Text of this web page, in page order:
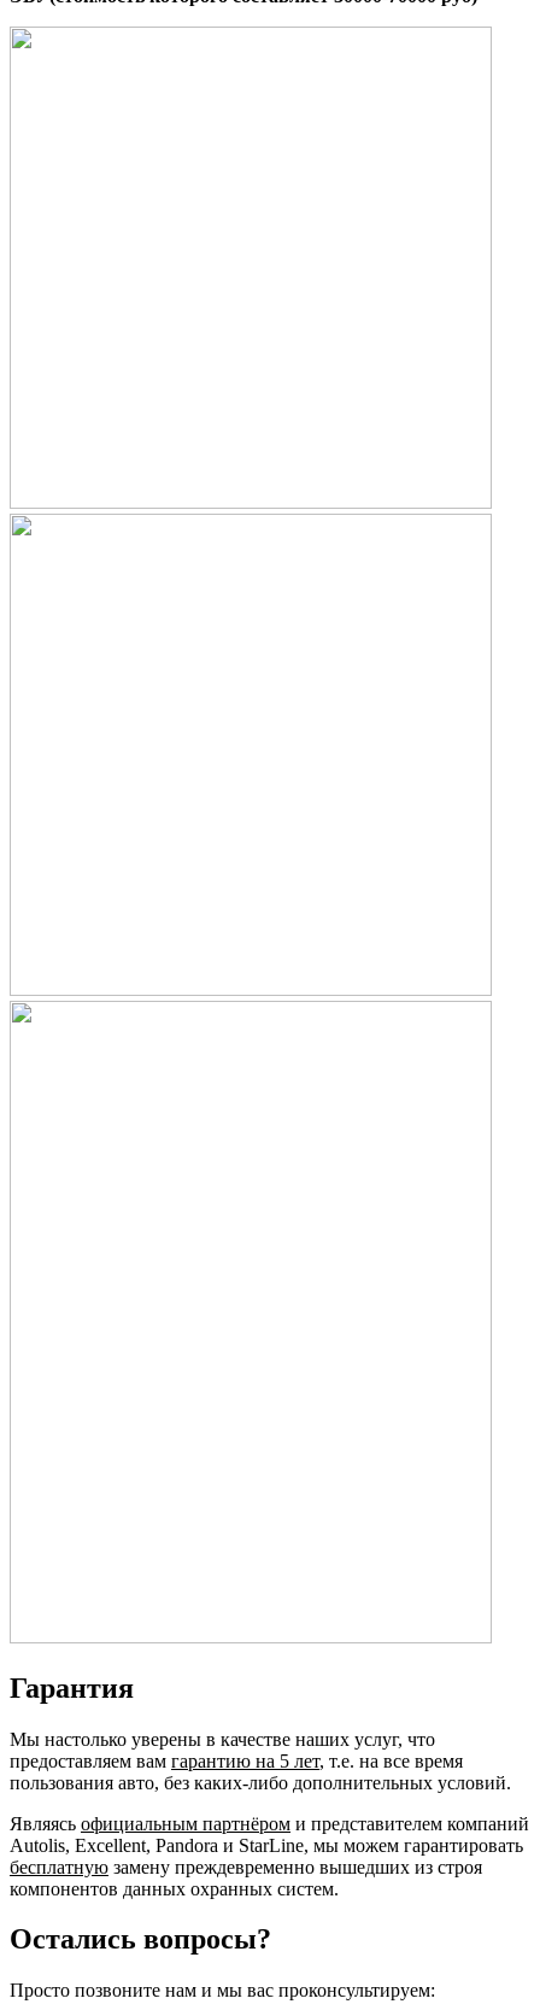
Гарантия
Мы настолько уверены в качестве наших услуг, что
предоставляем вам гарантию на 5 лет, т.е. на все время
пользования авто, без каких-либо дополнительных условий.
Являясь официальным партнёром и представителем компаний
Autolis, Excellent, Pandora и StarLine, мы можем гарантировать
бесплатную замену преждевременно вышедших из строя
компонентов данных охранных систем.
Остались вопросы?
Просто позвоните нам и мы вас проконсультируем: